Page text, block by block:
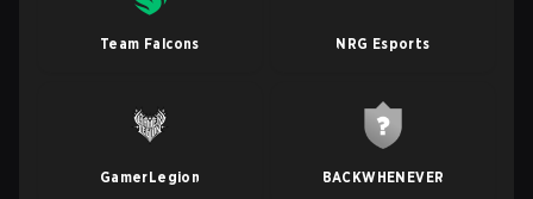
Team Falcons NRG Esports
GamerLegion BACKWHENEVER